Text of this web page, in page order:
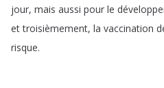
jour, mais aussi pour le
et troisièmement, la vaccination
risque.